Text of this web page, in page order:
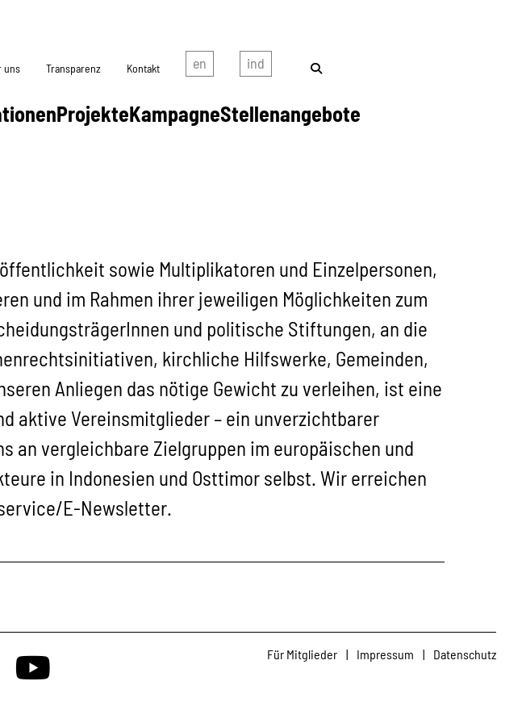
ProjekteKampagneStellenangebote
uns Transparenz Kontakt
sowie Multiplikatoren und Einzelpersonen,
und im Rahmen ihrer jeweiligen Möglichkeiten zum
und politische Stiftungen, an die
kirchliche Hilfswerke, Gemeinden,
Anliegen das nötige Gewicht zu verleihen, ist eine
aktive Vereinsmitglieder – ein unverzichtbarer
an vergleichbare Zielgruppen im europäischen und
in Indonesien und Osttimor selbst. Wir erreichen
E-Newsletter.
Für Mitglieder | Impressum | Datenschutz